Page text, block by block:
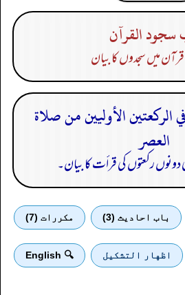
سجود القرآن
میں سجدوں کا بیان
في الركعتين الأوليين من صلاة
العصر
رکعتوں کی قرأت کا بیان۔
باب احادیث (3) مكررات (7)
اظهار التشكيل 🔍 English